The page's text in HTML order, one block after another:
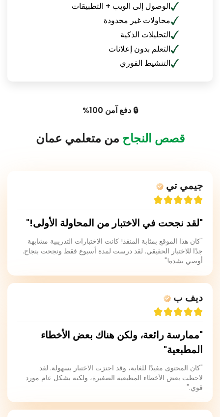
الوصول إلى الويب + التطبيقات
محاولات غير محدودة
التحليلات الذكية
التعلم بدون إعلانات
التنشيط الفوري
🔒 دفع آمن 100%
قصص النجاح من متعلمي عمان
جيمي تي
"لقد نجحت في الاختبار من المحاولة الأولى!"
"كان هذا الموقع بمثابة المنقذ! كانت الاختبارات التدريبية مشابهة
جدًا للاختبار الحقيقي. لقد درست لمدة أسبوع فقط ونجحت بنجاح.
أوصي بشدة!"
ديف ب
"ممارسة رائعة، ولكن هناك بعض الأخطاء
المطبعية"
"كان المحتوى مفيدًا للغاية، وقد اجتزت الاختبار بسهولة. لقد
لاحظت بعض الأخطاء المطبعية الصغيرة، ولكنه بشكل عام مورد
قوي."